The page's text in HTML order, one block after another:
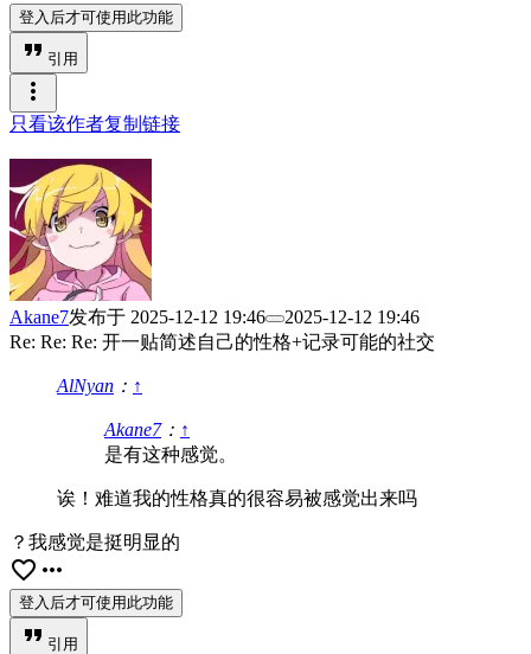
登入后才可使用此功能
format_quote 引用
more_vert
只看该作者复制链接
Akane7发布于 2025-12-12 19:46
2025-12-12 19:46
Re: Re: Re: 开一贴简述自己的性格+记录可能的社交
AlNyan ： ↑
Akane7： ↑
是有这种感觉。
诶！难道我的性格真的很容易被感觉出来吗
？我感觉是挺明显的
favorite_border more_horiz
登入后才可使用此功能
format_quote 引用